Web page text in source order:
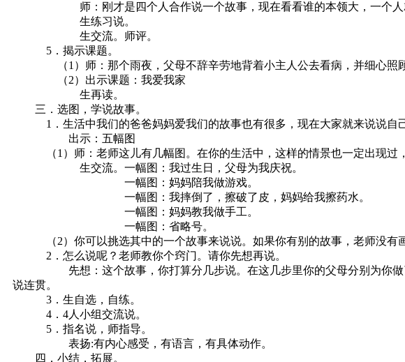
师：刚才是四个人合作说一个故事，现在看看谁的本领大，一个人就把
生练习说。
生交流。师评。
5．揭示课题。
（1）师：那个雨夜，父母不辞辛劳地背着小主人公去看病，并细心照顾
（2）出示课题：我爱我家
生再读。
三．选图，学说故事。
1．生活中我们的爸爸妈妈爱我们的故事也有很多，现在大家就来说说自己
出示：五幅图
（1）师：老师这儿有几幅图。在你的生活中，这样的情景也一定出现过
生交流。一幅图：我过生日，父母为我庆祝。
一幅图：妈妈陪我做游戏。
一幅图：我摔倒了，擦破了皮，妈妈给我擦药水。
一幅图：妈妈教我做手工。
一幅图：省略号。
（2）你可以挑选其中的一个故事来说说。如果你有别的故事，老师没有画
2．怎么说呢？老师教你个窍门。请你先想再说。
先想：这个故事，你打算分几步说。在这几步里你的父母分别为你做了
说连贯。
3．生自选，自练。
4．4人小组交流说。
5．指名说，师指导。
表扬:有内心感受，有语言，有具体动作。
四．小结，拓展。